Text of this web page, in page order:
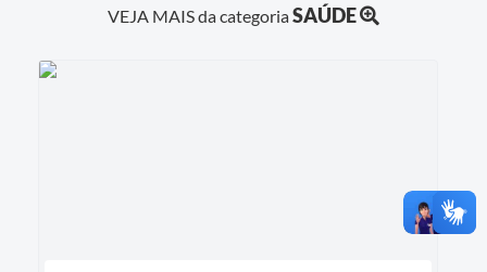
VEJA MAIS da categoriaSAÚDE